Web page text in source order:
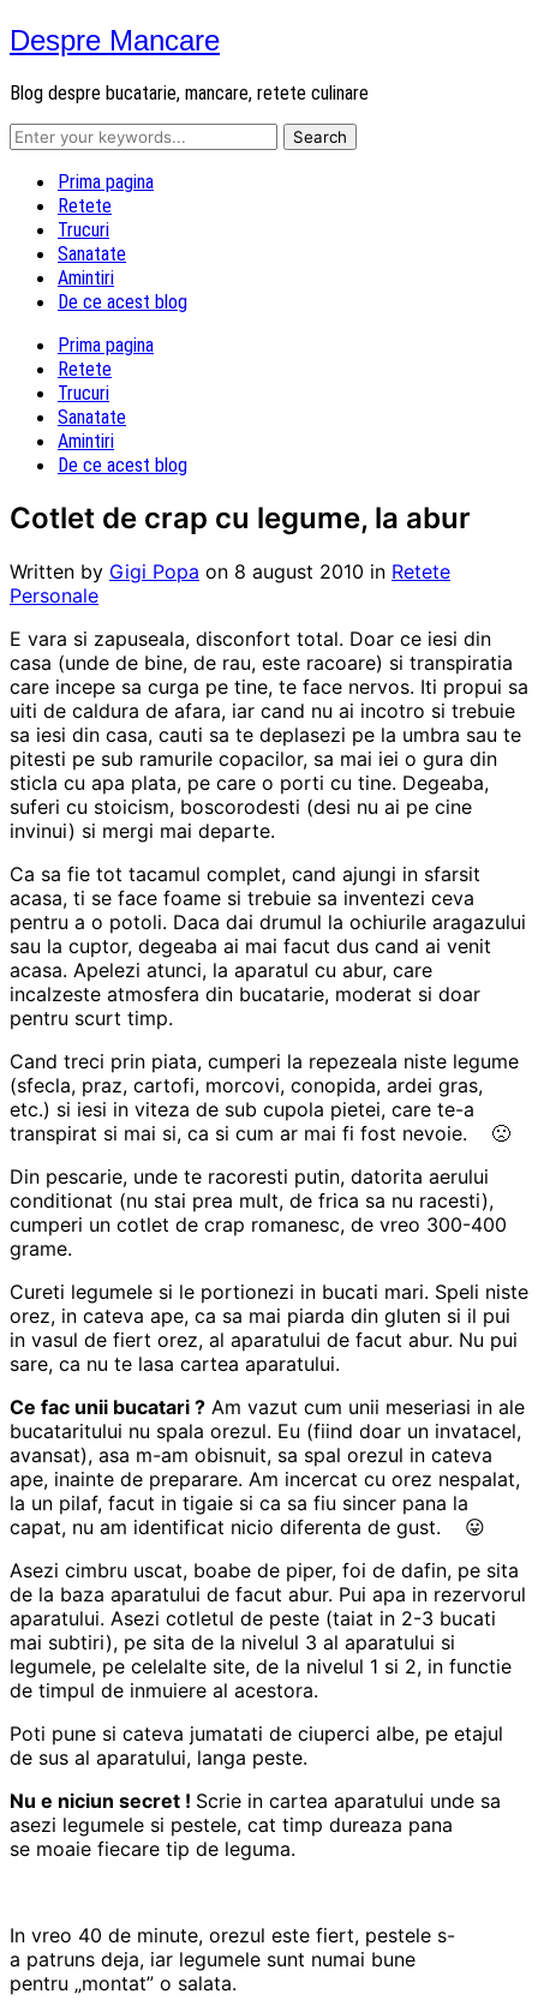
Despre Mancare
Blog despre bucatarie, mancare, retete culinare
Prima pagina
Retete
Trucuri
Sanatate
Amintiri
De ce acest blog
Prima pagina
Retete
Trucuri
Sanatate
Amintiri
De ce acest blog
Cotlet de crap cu legume, la abur
Written by Gigi Popa on 8 august 2010 in Retete
Personale
E vara si zapuseala, disconfort total. Doar ce iesi din
casa (unde de bine, de rau, este racoare) si transpiratia
care incepe sa curga pe tine, te face nervos. Iti propui sa
uiti de caldura de afara, iar cand nu ai incotro si trebuie
sa iesi din casa, cauti sa te deplasezi pe la umbra sau te
pitesti pe sub ramurile copacilor, sa mai iei o gura din
sticla cu apa plata, pe care o porti cu tine. Degeaba,
suferi cu stoicism, boscorodesti (desi nu ai pe cine
invinui) si mergi mai departe.
Ca sa fie tot tacamul complet, cand ajungi in sfarsit
acasa, ti se face foame si trebuie sa inventezi ceva
pentru a o potoli. Daca dai drumul la ochiurile aragazului
sau la cuptor, degeaba ai mai facut dus cand ai venit
acasa. Apelezi atunci, la aparatul cu abur, care
incalzeste atmosfera din bucatarie, moderat si doar
pentru scurt timp.
Cand treci prin piata, cumperi la repezeala niste legume
(sfecla, praz, cartofi, morcovi, conopida, ardei gras,
etc.) si iesi in viteza de sub cupola pietei, care te-a
transpirat si mai si, ca si cum ar mai fi fost nevoie. 🙁
Din pescarie, unde te racoresti putin, datorita aerului
conditionat (nu stai prea mult, de frica sa nu racesti),
cumperi un cotlet de crap romanesc, de vreo 300-400
grame.
Cureti legumele si le portionezi in bucati mari. Speli niste
orez, in cateva ape, ca sa mai piarda din gluten si il pui
in vasul de fiert orez, al aparatului de facut abur. Nu pui
sare, ca nu te lasa cartea aparatului.
Ce fac unii bucatari ? Am vazut cum unii meseriasi in ale
bucataritului nu spala orezul. Eu (fiind doar un invatacel,
avansat), asa m-am obisnuit, sa spal orezul in cateva
ape, inainte de preparare. Am incercat cu orez nespalat,
la un pilaf, facut in tigaie si ca sa fiu sincer pana la
capat, nu am identificat nicio diferenta de gust. 😛
Asezi cimbru uscat, boabe de piper, foi de dafin, pe sita
de la baza aparatului de facut abur. Pui apa in rezervorul
aparatului. Asezi cotletul de peste (taiat in 2-3 bucati
mai subtiri), pe sita de la nivelul 3 al aparatului si
legumele, pe celelalte site, de la nivelul 1 si 2, in functie
de timpul de inmuiere al acestora.
Poti pune si cateva jumatati de ciuperci albe, pe etajul
de sus al aparatului, langa peste.
Nu e niciun secret ! Scrie in cartea aparatului unde sa
asezi legumele si pestele, cat timp dureaza pana
se moaie fiecare tip de leguma.
In vreo 40 de minute, orezul este fiert, pestele s-
a patruns deja, iar legumele sunt numai bune
pentru „montat” o salata.